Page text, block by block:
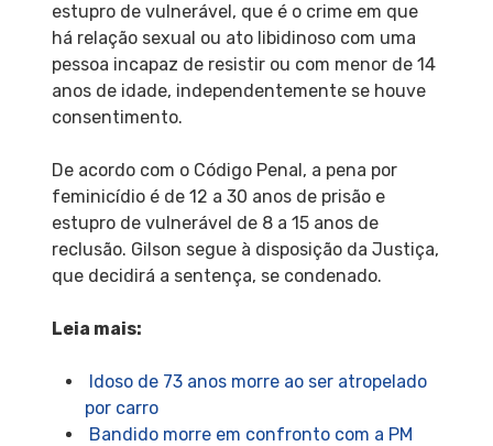
estupro de vulnerável, que é o crime em que
há relação sexual ou ato libidinoso com uma
pessoa incapaz de resistir ou com menor de 14
anos de idade, independentemente se houve
consentimento.
De acordo com o Código Penal, a pena por
feminicídio é de 12 a 30 anos de prisão e
estupro de vulnerável de 8 a 15 anos de
reclusão. Gilson segue à disposição da Justiça,
que decidirá a sentença, se condenado.
Leia mais:
Idoso de 73 anos morre ao ser atropelado
por carro
Bandido morre em confronto com a PM